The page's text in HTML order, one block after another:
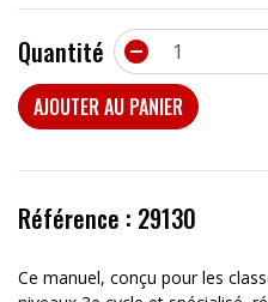
Quantité 
AJOUTER AU PANIER
Référence : 29130
Ce manuel, conçu pour les